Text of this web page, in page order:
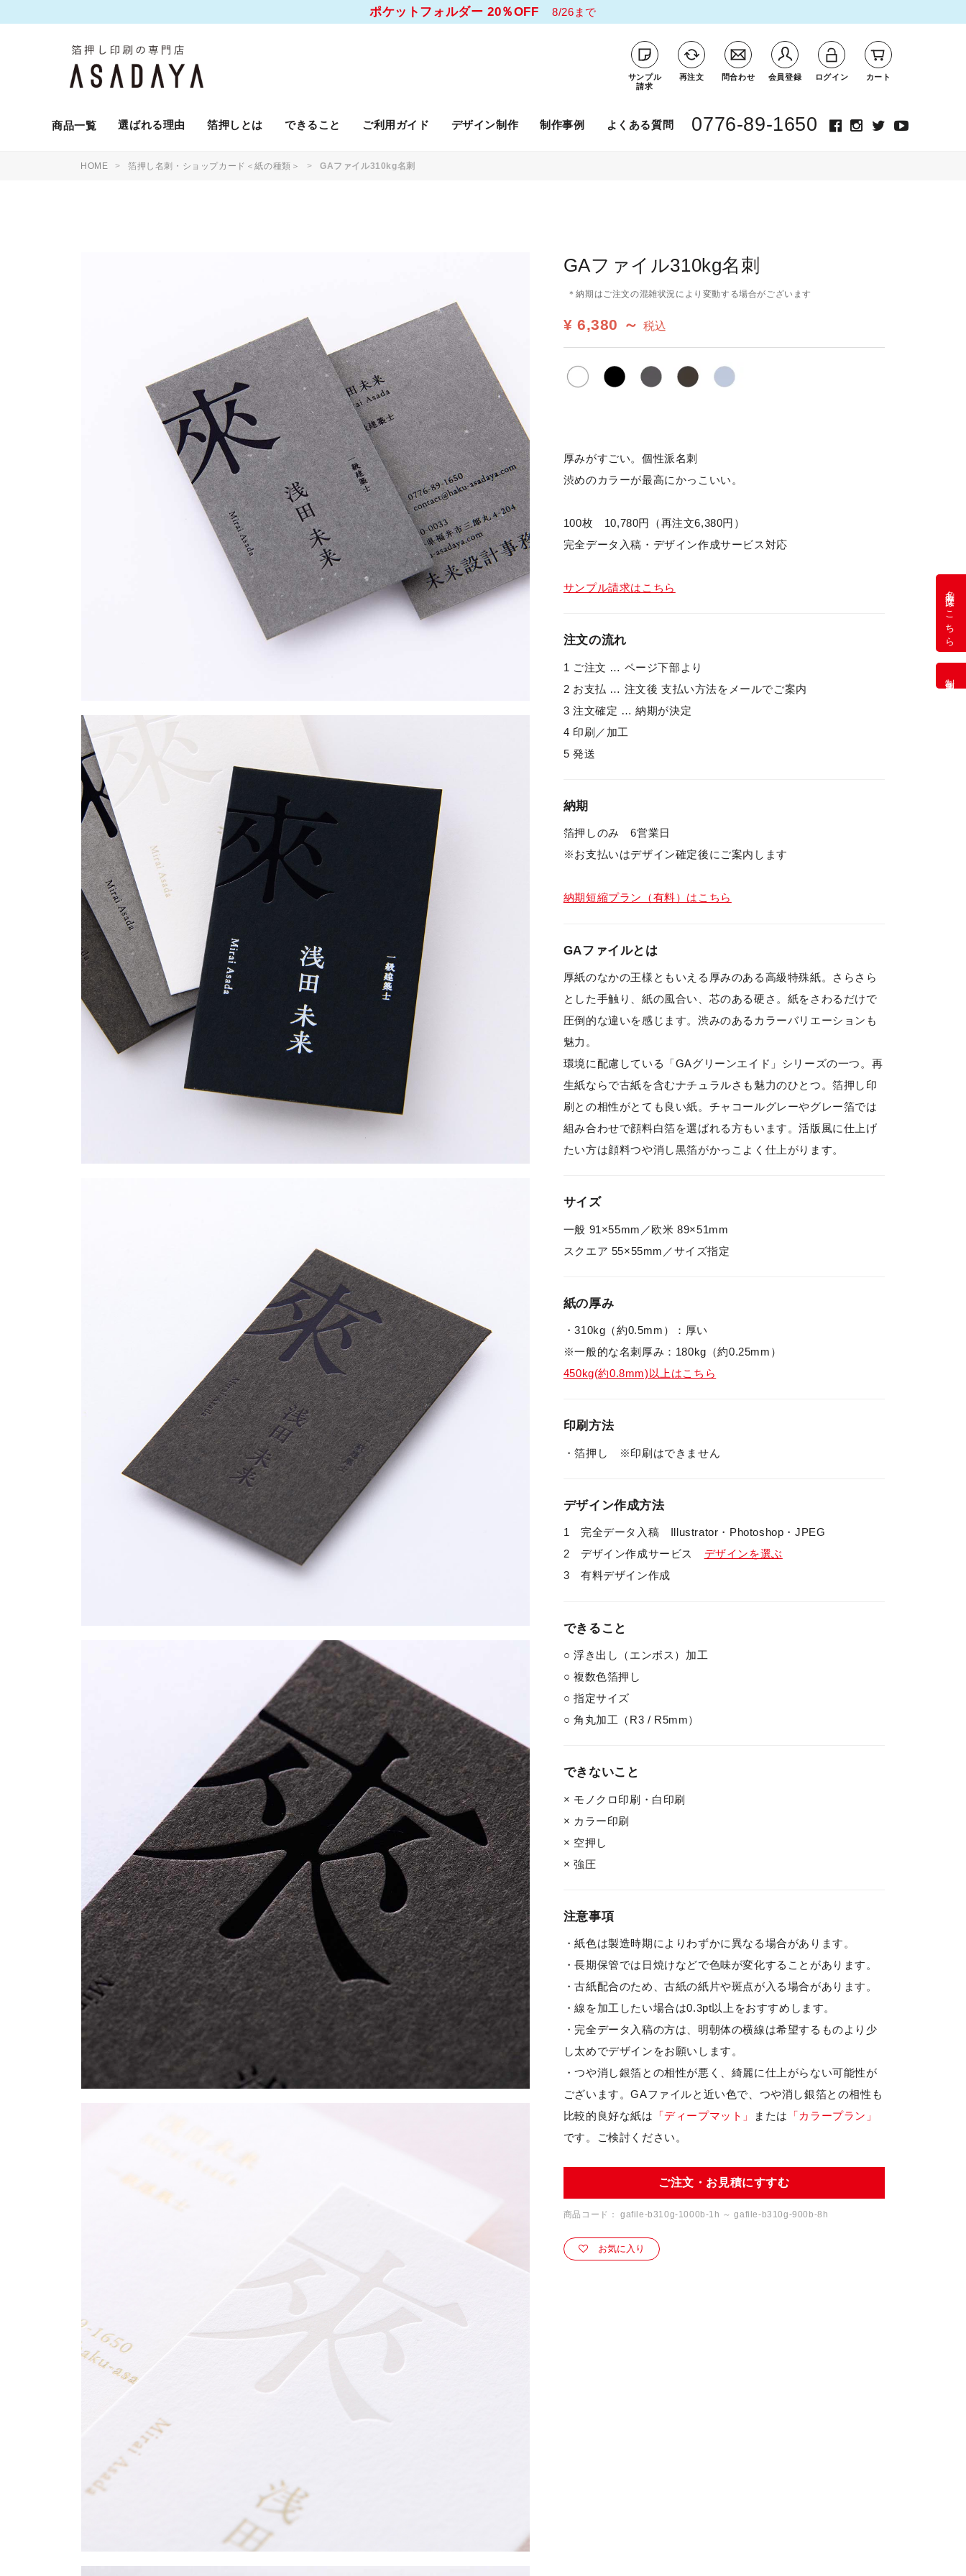
ポケットフォルダー 20％OFF 8/26まで
サンプル
請求
再注文 問合わせ 会員登録 ログイン カート
商品一覧 選ばれる理由 箔押しとは できること ご利用ガイド デザイン制作 制作事例 よくある質問 0776-89-1650
HOME 箔押し名刺・ショップカード＜紙の種類＞ GAファイル310kg名刺
GAファイル310kg名刺
＊納期はご注文の混雑状況により変動する場合がございます
¥ 6,380 ～ 税込
厚みがすごい。個性派名刺
渋めのカラーが最高にかっこいい。
100枚 10,780円（再注文6,380円）
完全データ入稿・デザイン作成サービス対応
サンプル請求はこちら
注文の流れ
1 ご注文 … ページ下部より
2 お支払 … 注文後 支払い方法をメールでご案内
3 注文確定 … 納期が決定
4 印刷／加工
5 発送
納期
箔押しのみ 6営業日
※お支払いはデザイン確定後にご案内します
納期短縮プラン（有料）はこちら
GAファイルとは
厚紙のなかの王様ともいえる厚みのある高級特殊紙。さらさら
とした手触り、紙の風合い、芯のある硬さ。紙をさわるだけで
圧倒的な違いを感じます。渋みのあるカラーバリエーションも
魅力。
環境に配慮している「GAグリーンエイド」シリーズの一つ。再
生紙ならで古紙を含むナチュラルさも魅力のひとつ。箔押し印
刷との相性がとても良い紙。チャコールグレーやグレー箔では
組み合わせで顔料白箔を選ばれる方もいます。活版風に仕上げ
たい方は顔料つや消し黒箔がかっこよく仕上がります。
サイズ
一般 91×55mm／欧米 89×51mm
スクエア 55×55mm／サイズ指定
紙の厚み
・310kg（約0.5mm）：厚い
※一般的な名刺厚み：180kg（約0.25mm）
450kg(約0.8mm)以上はこちら
印刷方法
・箔押し ※印刷はできません
デザイン作成方法
1 完全データ入稿 Illustrator・Photoshop・JPEG
2 デザイン作成サービス デザインを選ぶ
3 有料デザイン作成
できること
○ 浮き出し（エンボス）加工
○ 複数色箔押し
○ 指定サイズ
○ 角丸加工（R3 / R5mm）
できないこと
× モノクロ印刷・白印刷
× カラー印刷
× 空押し
× 強圧
注意事項
・紙色は製造時期によりわずかに異なる場合があります。
・長期保管では日焼けなどで色味が変化することがあります。
・古紙配合のため、古紙の紙片や斑点が入る場合があります。
・線を加工したい場合は0.3pt以上をおすすめします。
・完全データ入稿の方は、明朝体の横線は希望するものより少
し太めでデザインをお願いします。
・つや消し銀箔との相性が悪く、綺麗に仕上がらない可能性が
ございます。GAファイルと近い色で、つや消し銀箔との相性も
比較的良好な紙は 「ディープマット」 または
「カラープラン」
です。ご検討ください。
ご注文・お見積にすすむ
商品コード：gafile-b310g-1000b-1h ～ gafile-b310g-900b-8h
お気に入り
名刺注文はこちら